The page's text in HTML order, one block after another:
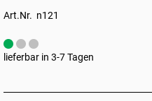
Art.Nr. n121
lieferbar in 3-7 Tagen